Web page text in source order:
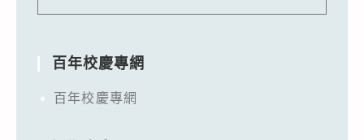
百年校慶專網
百年校慶專網